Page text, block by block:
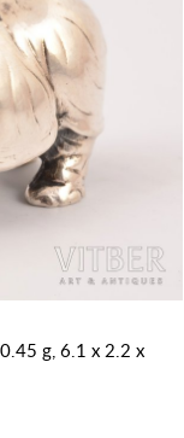
g, 6.1 x 2.2 x